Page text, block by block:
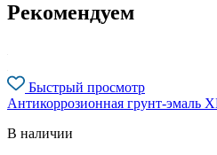
Рекомендуем
Быстрый просмотр
Антикоррозионная грунт-эмаль
В наличии